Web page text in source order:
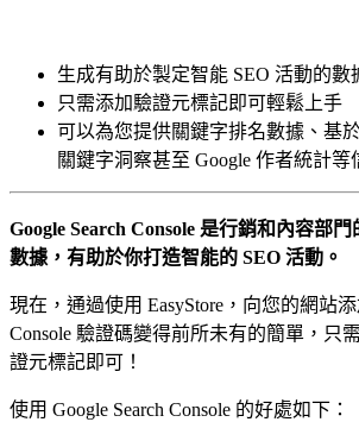
生成有助於製定智能 SEO 活動的數
只需添加驗證元標記即可輕鬆上手
可以為您提供關鍵字排名數據、基
關鍵字洞察甚至 Google 作者統計等
Google Search Console 是行銷和內容部
數據，有助於你打造智能的 SEO 活動。
現在，通過使用 EasyStore，向您的網站添
Console 驗證碼變得前所未有的簡單，只
證元標記即可！
使用 Google Search Console 的好處如下：